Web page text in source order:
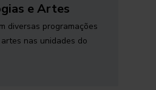
e Artes
diversas programações
nas unidades do